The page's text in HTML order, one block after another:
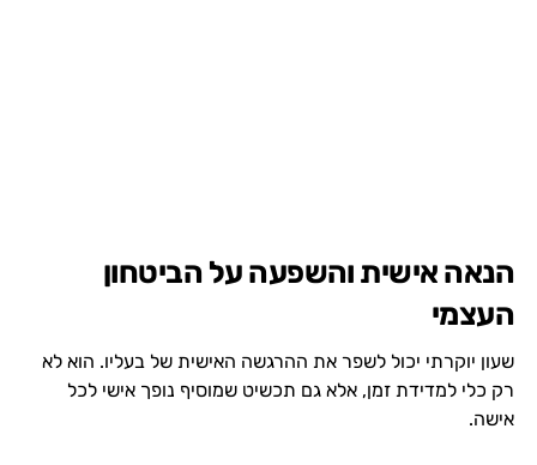
הנאה אישית והשפעה על הביטחון
העצמי
שעון יוקרתי יכול לשפר את ההרגשה האישית של בעליו. הוא לא
רק כלי למדידת זמן, אלא גם תכשיט שמוסיף נופך אישי לכל
אישה.